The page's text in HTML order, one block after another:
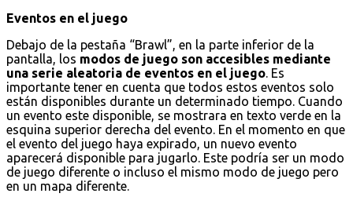
Eventos en el juego
Debajo de la pestaña “Brawl”, en la parte inferior de la
pantalla, los modos de juego son accesibles mediante
una serie aleatoria de eventos en el juego. Es
importante tener en cuenta que todos estos eventos solo
están disponibles durante un determinado tiempo. Cuando
un evento este disponible, se mostrara en texto verde en la
esquina superior derecha del evento. En el momento en que
el evento del juego haya expirado, un nuevo evento
aparecerá disponible para jugarlo. Este podría ser un modo
de juego diferente o incluso el mismo modo de juego pero
en un mapa diferente.